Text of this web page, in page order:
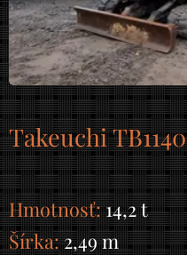
Takeuchi TB1140
Hmotnosť:14,2 t
Šírka:2,49 m